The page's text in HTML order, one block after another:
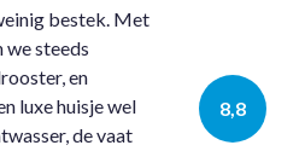
8,8
bestek. Met
we steeds
en
luxe huisje wel
de vaat